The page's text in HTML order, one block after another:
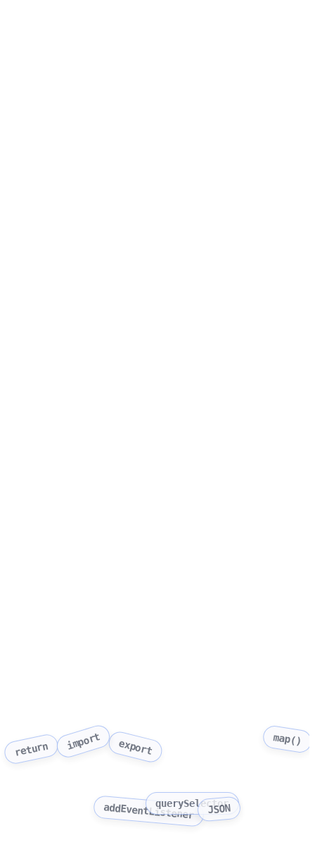
return import export map()
addEventListener
querySelector
JSON